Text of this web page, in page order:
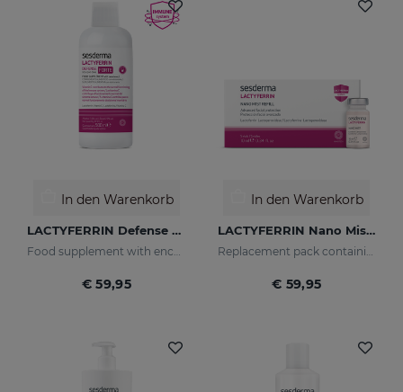
In den Warenkorb
LACTYFERRIN Defense Forte 500ml
Food supplement with encapsulated lactoferrin
€ 59,95
In den Warenkorb
LACTYFERRIN Nano Mist 5 Vials X 10 Ml
Replacement pack containing 5 Nanomist vials
€ 59,95